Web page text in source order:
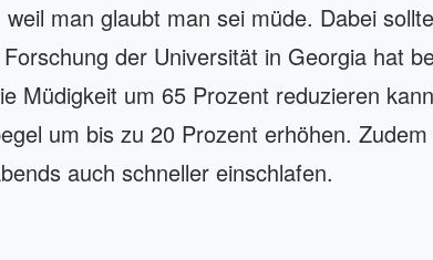
man glaubt man sei müde. Dabei
der Universität in Georgia hat
Müdigkeit um 65 Prozent reduzieren
um bis zu 20 Prozent erhöhen.
auch schneller einschlafen.